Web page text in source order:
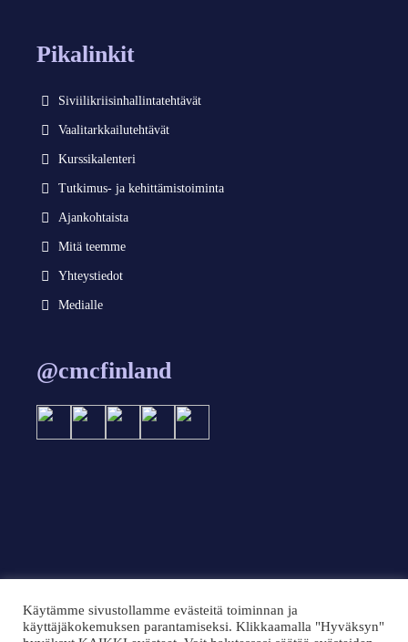
Pikalinkit
Siviilikriisinhallintatehtävät
Vaalitarkkailutehtävät
Kurssikalenteri
Tutkimus- ja kehittämistoiminta
Ajankohtaista
Mitä teemme
Yhteystiedot
Medialle
@cmcfinland
Käytämme sivustollamme evästeitä toiminnan ja
käyttäjäkokemuksen parantamiseksi. Klikkaamalla "Hyväksyn"